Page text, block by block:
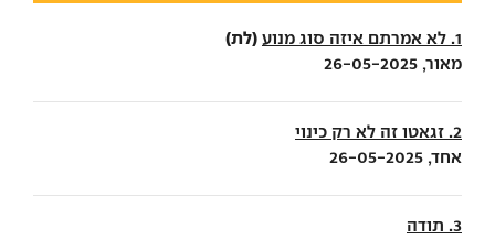
1. לא אמרתם איזה סוג מנוע (לת)
מאור, 26-05-2025
2. זגאטו זה לא רק כינוי
אחד, 26-05-2025
3. תודה